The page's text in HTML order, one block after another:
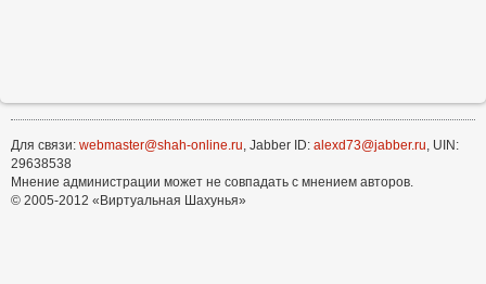
Для связи: webmaster@shah-online.ru, Jabber ID: alexd73@jabber.ru, UIN:
29638538
Мнение администрации может не совпадать с мнением авторов.
© 2005-2012 «Виртуальная Шахунья»